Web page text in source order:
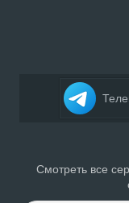
Смотреть все